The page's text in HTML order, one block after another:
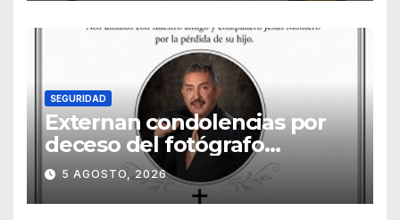
SEGURIDAD
Externan condolencias por
deceso del fotógrafo
Emmanuel Montero
5 AGOSTO, 2026